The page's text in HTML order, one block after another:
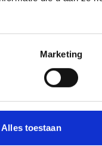
Marketing
Alles toestaan
de buurt. En
weten heel goed
De kracht van
onze sociaal-